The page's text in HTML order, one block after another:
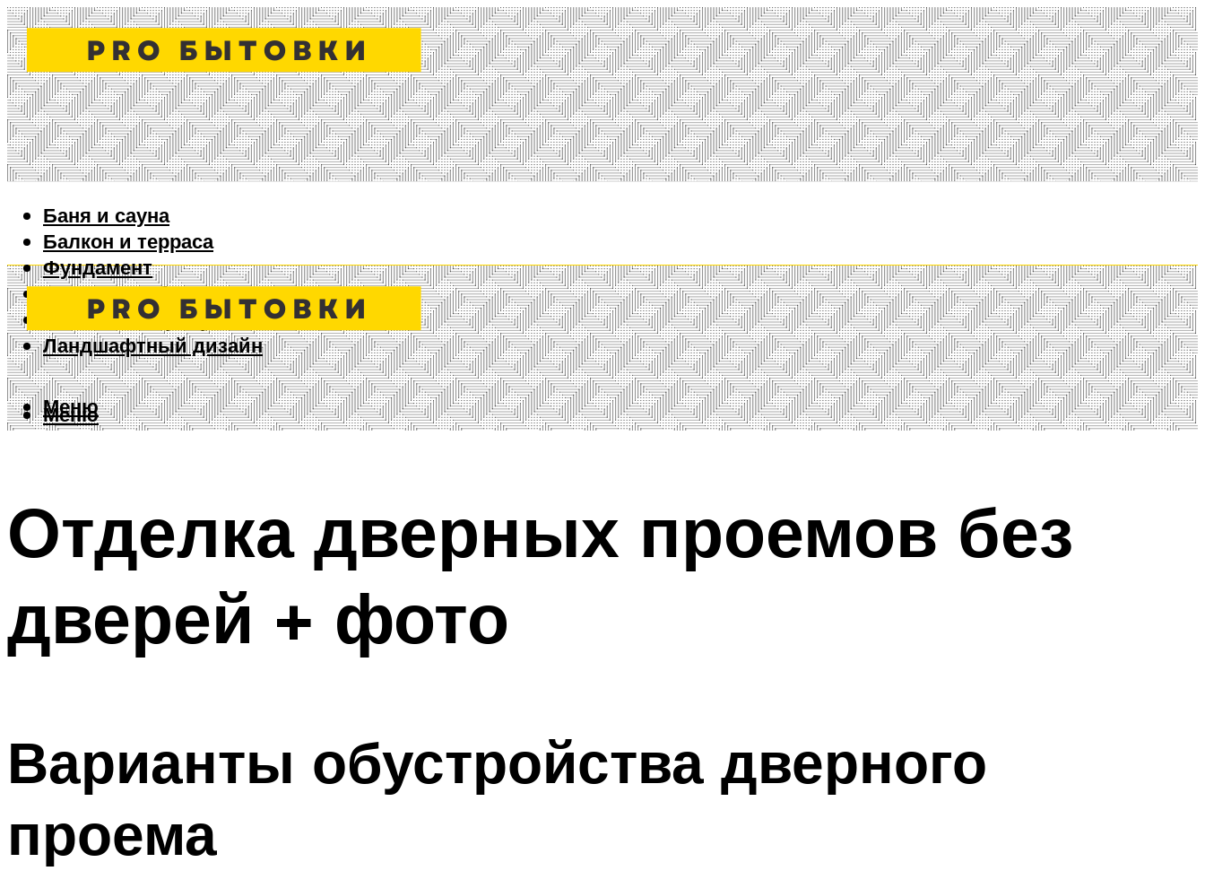
Баня и сауна
Балкон и терраса
Фундамент
Ворота и забор
Дизайн интерьера
Ландшафтный дизайн
Меню
Меню
Отделка дверных проемов без
дверей + фото
Варианты обустройства дверного
проема